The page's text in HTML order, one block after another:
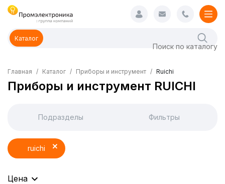
Каталог
Главная Каталог Приборы и инструмент Ruichi
Приборы и инструмент RUICHI
Подразделы Фильтры
ruichi
Цена